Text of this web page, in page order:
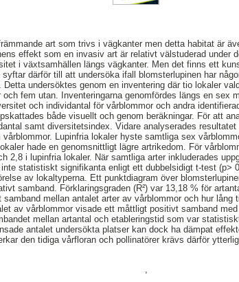
art som trivs i vägkanter men detta habitat är
effekt som en invasiv art är relativt välstuderad under
i växtsamhällen längs vägkanter. Men det finns ett
därför till att undersöka ifall blomsterlupinen har
Detta undersöktes genom en inventering där tio lokaler
fem utan. Inventeringarna genomfördes längs en sex
och individantal för vårblommor och andra
både visuellt och genom beräkningar. För att
samt diversitetsindex. Vidare analyserades
Lupinfria lokaler hyste samtliga sex
hade en genomsnittligt lägre artrikedom. För
2,8 i lupinfria lokaler. När samtliga arter inkluderades
statistiskt signifikanta enligt ett dubbelsidigt t-test (p>
av lokaltyperna. Ett punktdiagram över
samband. Förklaringsgraden (R²) var 13,18 % för
mellan antalet arter av vårblommor och hur lång
av vårblommor visade ett måttligt positivt samband
mellan artantal och etableringstid som var
antalet undersökta platser kan dock ha dämpat
den tidiga vårfloran och pollinatörer krävs därför